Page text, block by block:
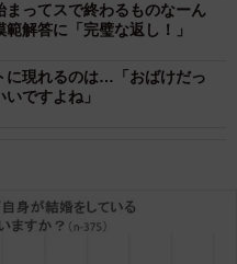
まってスで終わるものなーん
解答に「完璧な返し！」
に現れるのは…「おばけだっ
ですよね」